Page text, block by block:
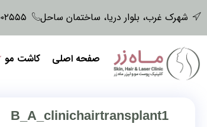
شهرک غرب، بلوار دریا، ساختمان ساحل
صفحه اصلی کاشت مو
B_A_clinichairtransplant1